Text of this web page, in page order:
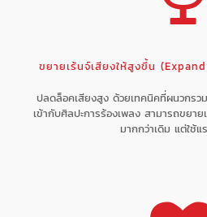
ขยายเร้นจ์เสียงให้สูงขึ้น
ปลดล็อคเสียงสูง ด้วยเทคนิคที่ผนวกรว
เข้ากับศิลปะการร้องเพลง สามารถขยาย
มากกว่าเดิม แต่ใช้แ